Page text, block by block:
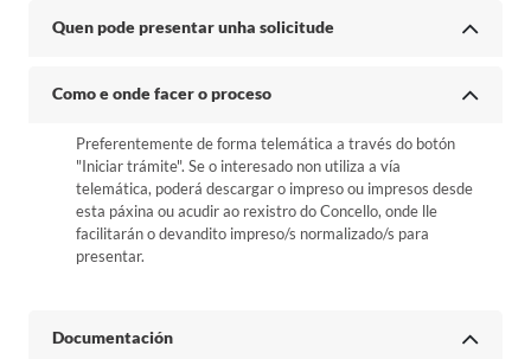
Quen pode presentar unha solicitude
Como e onde facer o proceso
Preferentemente de forma telemática a través do botón
"Iniciar trámite". Se o interesado non utiliza a vía
telemática, poderá descargar o impreso ou impresos desde
esta páxina ou acudir ao rexistro do Concello, onde lle
facilitarán o devandito impreso/s normalizado/s para
presentar.
Documentación